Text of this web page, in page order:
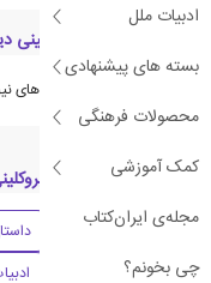
ادبیات ملل
بسته های پیشنهادی
محصولات فرهنگی
کمک آموزشی
مجله‌ی ایران‌کتاب
چی بخونم؟
ویژگی های کتاب بروکلینی
جزو لیست پرفروش ترین های
دسته بندی های کتاب
ادبیات آمریکا
ادبیات معاصر